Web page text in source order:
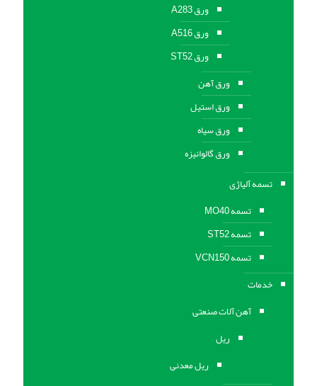
ورق A283
ورق A516
ورق ST52
ورق آهن
ورق استیل
ورق سیاه
ورق گالوانیزه
تسمه آلیاژی
تسمه MO40
تسمه ST52
تسمه VCN150
خدمات
آهن آلات صنعتی
ریل
ریل معدنی